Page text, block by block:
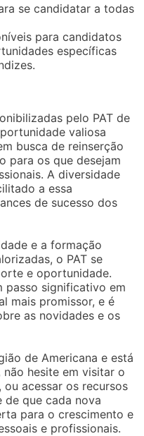
se candidatar a todas
para candidatos
específicas
pelo PAT de
valiosa
busca de reinserção
para os que desejam
A diversidade
a essa
de sucesso dos
e a formação
o PAT se
e oportunidade.
passo significativo em
mais promissor, e é
as novidades e os
de Americana e está
hesite em visitar o
ou acessar os recursos
de que cada nova
para o crescimento e
e profissionais.